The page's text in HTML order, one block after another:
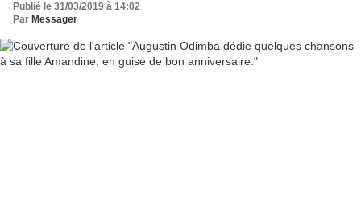
Publié le 31/03/2019 à 14:02
Par Messager